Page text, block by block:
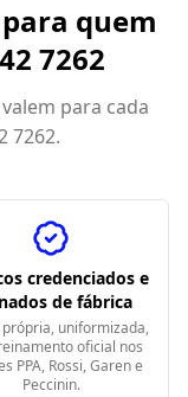
quem
7262
para cada
7262.
credenciados e
de fábrica
própria, uniformizada,
oficial nos
PPA, Rossi, Garen e
Peccinin.